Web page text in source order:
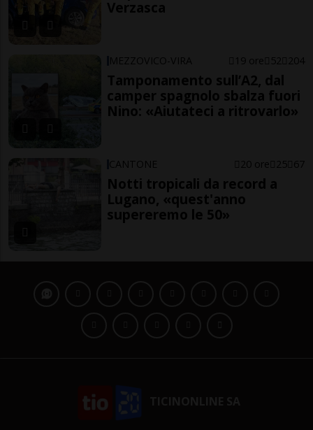
Verzasca
MEZZOVICO-VIRA 19 ore 52 204
Tamponamento sull’A2, dal
camper spagnolo sbalza fuori
Nino: «Aiutateci a ritrovarlo»
CANTONE 20 ore 25 67
Notti tropicali da record a
Lugano, «quest'anno
supereremo le 50»